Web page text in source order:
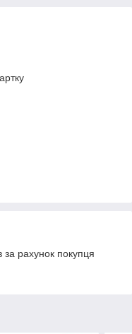
рахунок покупця